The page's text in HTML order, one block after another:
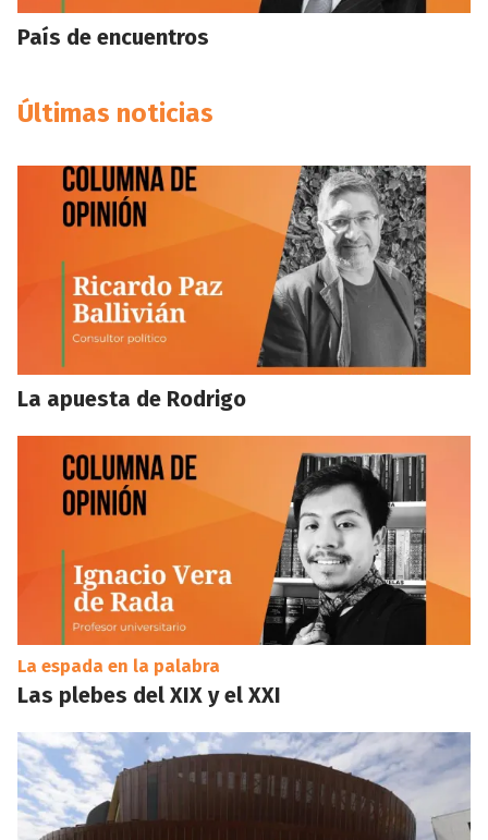
País de encuentros
Últimas noticias
La apuesta de Rodrigo
La espada en la palabra
Las plebes del XIX y el XXI